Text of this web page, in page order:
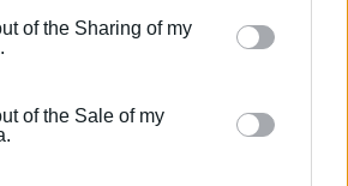
website/app uses one or more
may gather and store information
click to grant or deny consent to
party tags to use your data for
of the Sharing of my
of the Sale of my
Κέρκυρα: Συνελήφθη 54χρονη για